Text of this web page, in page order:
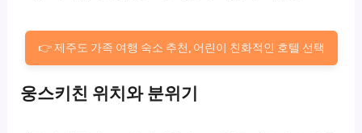
👉 제주도 가족 여행 숙소 추천, 어린이 친화적인 호텔 선택
웅스키친 위치와 분위기